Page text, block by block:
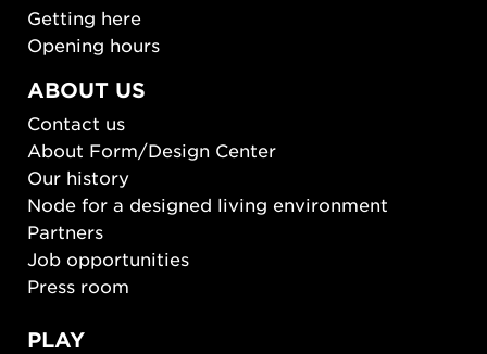
Getting here
Opening hours
ABOUT US
Contact us
About Form/Design Center
Our history
Node for a designed living environment
Partners
Job opportunities
Press room
PLAY